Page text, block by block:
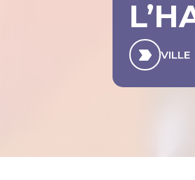
VILLE